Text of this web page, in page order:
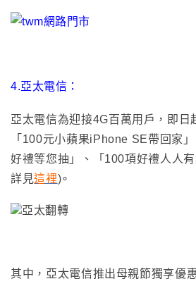
4.亞太電信：
亞太電信為迎接4G百萬用戶，即日
「100元小蘋果iPhone SE帶回家
好禮等您抽」、「100項好禮人人
詳見這裡)∘
其中，亞太電信推出母親節獨享優